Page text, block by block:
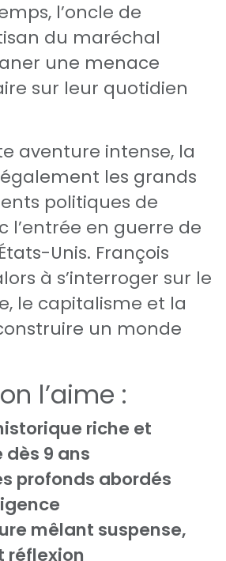
l’oncle de
du maréchal
une menace
sur leur quotidien
aventure intense, la
les grands
politiques de
l’entrée en guerre de
États-Unis. François
à s’interroger sur le
le capitalisme et la
un monde
l’aime :
riche et
9 ans
profonds abordés
mêlant suspense,
réflexion